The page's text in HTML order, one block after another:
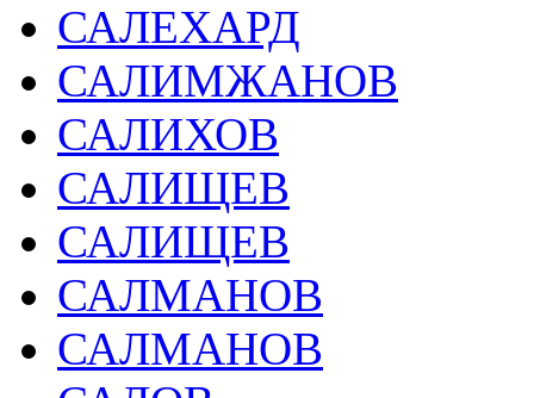
САЛЕХАРД
САЛИМЖАНОВ
САЛИХОВ
САЛИЩЕВ
САЛИЩЕВ
САЛМАНОВ
САЛМАНОВ